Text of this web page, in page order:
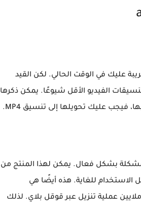
عليك في الوقت الحالي. لكن القيد
الفيديو الأقل شيوعًا. يمكن ذكرها
بشكل فعال. يمكن لهذا المنتج من
للغاية. هذه أيضًا هي
الأسباب الرئيسية وراء حصول هذا التطبيق بسرعة على أكثر من 10 ملايين عملية تنزيل عبر قوقل بلاي. لذلك